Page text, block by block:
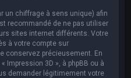
un chiffrage à sens unique) afin
recommandé de ne pas utiliser
sites internet différents. Votre
à votre compte sur
conservez précieusement. En
Impression 3D », à phpBB ou à
demander légitimement votre